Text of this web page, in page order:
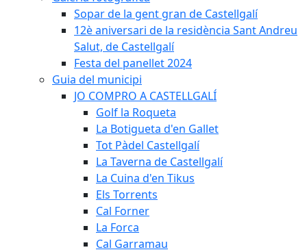
Sopar de la gent gran de Castellgalí
12è aniversari de la residència Sant Andreu
Salut, de Castellgalí
Festa del panellet 2024
Guia del municipi
JO COMPRO A CASTELLGALÍ
Golf la Roqueta
La Botigueta d'en Gallet
Tot Pàdel Castellgalí
La Taverna de Castellgalí
La Cuina d'en Tikus
Els Torrents
Cal Forner
La Forca
Cal Garramau